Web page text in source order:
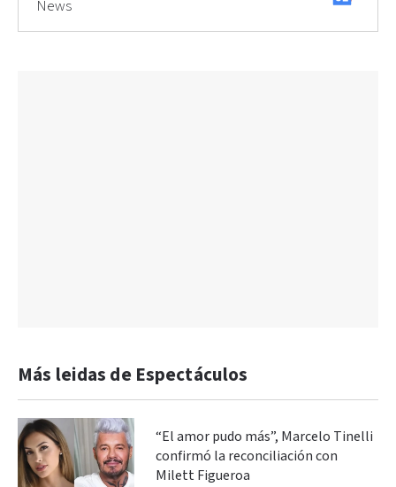
News
Más leidas de Espectáculos
“El amor pudo más”, Marcelo Tinelli
confirmó la reconciliación con
Milett Figueroa